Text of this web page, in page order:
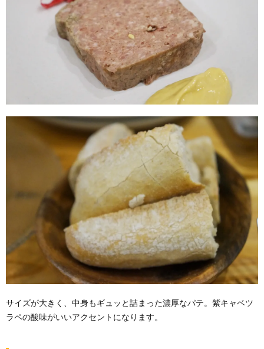
サイズが大きく、中身もギュッと詰まった濃厚なパテ。紫キャベツ
ラペの酸味がいいアクセントになります。